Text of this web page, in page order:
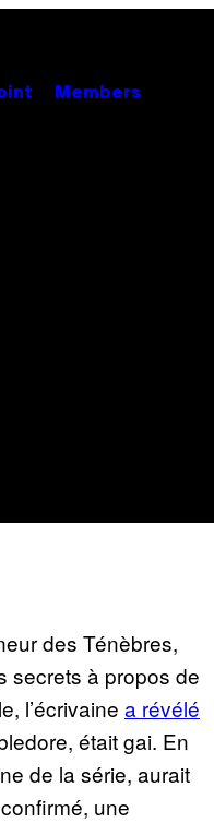
Members
des Ténèbres,
secrets à propos de
l’écrivaine a révélé
était gai. En
de la série, aurait
une